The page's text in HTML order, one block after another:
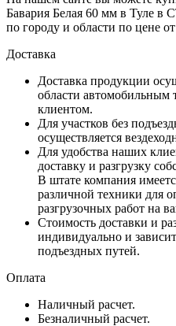
Бавария Белая 60 мм в Туле
по городу и области по цене
Доставка
Доставка продукции
области автомобильным
клиентом.
Для участков без
осуществляется
Для удобства наших
доставку и разгрузку
В штате компания
различной техники для
разгрузочных работ на
Стоимость доставки и
индивидуально и
подъездных путей.
Оплата
Наличный расчет.
Безналичный расчет.